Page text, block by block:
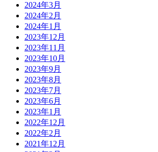
2024年3月
2024年2月
2024年1月
2023年12月
2023年11月
2023年10月
2023年9月
2023年8月
2023年7月
2023年6月
2023年1月
2022年12月
2022年2月
2021年12月